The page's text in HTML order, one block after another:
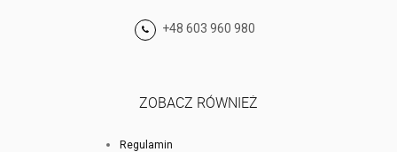
+48 603 960 980
ZOBACZ RÓWNIEŻ
Regulamin